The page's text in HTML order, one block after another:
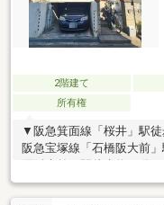
2階建て
所有権
▼阪急箕面線「桜井」駅
阪急宝塚線「石橋阪大前
原阪大前」駅徒歩約19分
利！▼周辺にスーパーや
設が充実しております♪【